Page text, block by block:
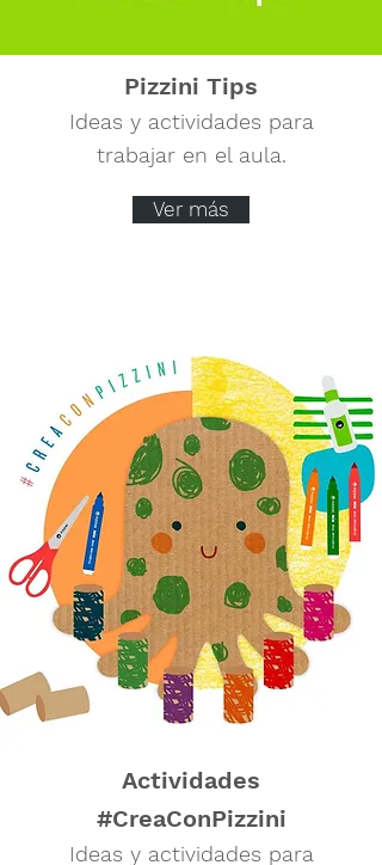
Pizzini Tips
Ideas y actividades para
trabajar en el aula.
Ver más
Actividades
#CreaConPizzini
Ideas y actividades para